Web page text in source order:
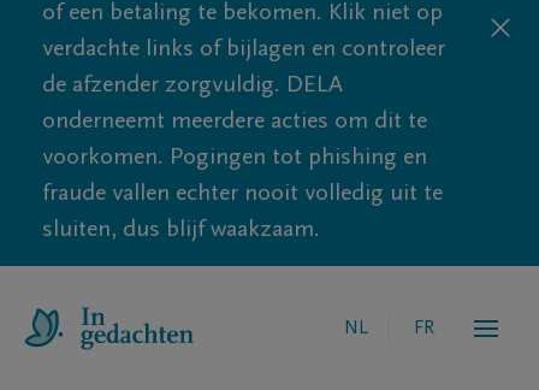
of een betaling te bekomen. Klik niet op
verdachte links of bijlagen en controleer
de afzender zorgvuldig. DELA
onderneemt meerdere acties om dit te
voorkomen. Pogingen tot phishing en
fraude vallen echter nooit volledig uit te
sluiten, dus blijf waakzaam.
NL FR